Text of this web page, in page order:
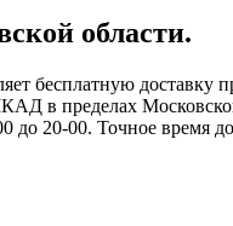
области.
доставку
в пределах
до 20-00. Точное время